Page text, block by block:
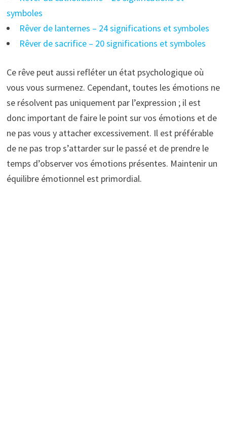
symboles
Rêver de lanternes – 24 significations et symboles
Rêver de sacrifice – 20 significations et symboles
Ce rêve peut aussi refléter un état psychologique où
vous vous surmenez. Cependant, toutes les émotions ne
se résolvent pas uniquement par l’expression ; il est
donc important de faire le point sur vos émotions et de
ne pas vous y attacher excessivement. Il est préférable
de ne pas trop s’attarder sur le passé et de prendre le
temps d’observer vos émotions présentes. Maintenir un
équilibre émotionnel est primordial.